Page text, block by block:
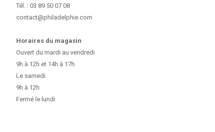
Tél. : 03 89 50 07 08
contact@philadelphie.com
Horaires du magasin
Ouvert du mardi au vendredi
9h à 12h et 14h à 17h
Le samedi
9h à 12h
Fermé le lundi